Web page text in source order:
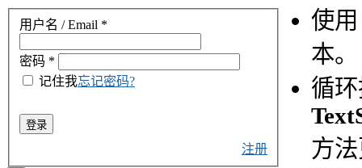
使
本。
循
方
用户名 / Email *
密码 *
记住我忘记密码?
登录
注册